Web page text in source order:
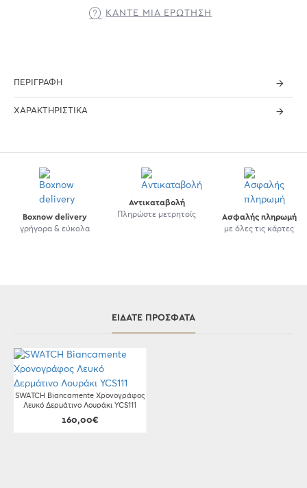
ΚΆΝΤΕ ΜΊΑ ΕΡΏΤΗΣΗ
ΠΕΡΙΓΡΑΦΉ
ΧΑΡΑΚΤΗΡΙΣΤΙΚΆ
Boxnow delivery
γρήγορα & εύκολα
Αντικαταβολή
Πληρώστε μετρητοίς
Ασφαλής πληρωμή
με όλες τις κάρτες
ΕΊΔΑΤΕ ΠΡΌΣΦΑΤΑ
SWATCH Biancamente Χρονογράφος
Λευκό Δερμάτινο Λουράκι YCS111
160,00€